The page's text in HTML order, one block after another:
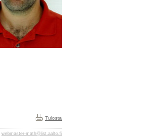
Tulosta
webmaster-math@list.aalto.fi